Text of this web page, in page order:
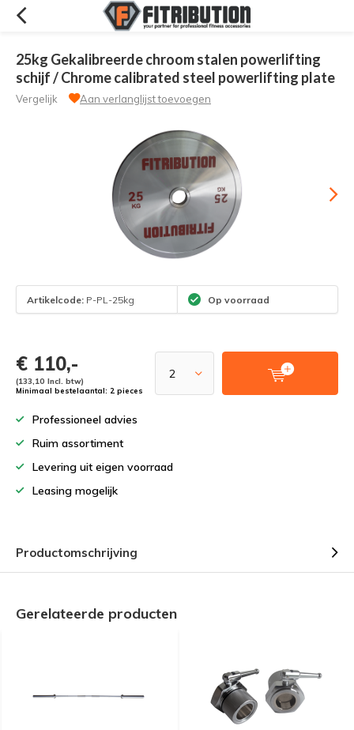
25kg Gekalibreerde chroom stalen powerlifting
schijf / Chrome calibrated steel powerlifting plate
Vergelijk Aan verlanglijst toevoegen
Artikelcode: P-PL-25kg Op voorraad
€ 110,-
(133,10 Incl. btw)
Minimaal bestelaantal: 2 pieces
Professioneel advies
Ruim assortiment
Levering uit eigen voorraad
Leasing mogelijk
Productomschrijving
Gerelateerde producten